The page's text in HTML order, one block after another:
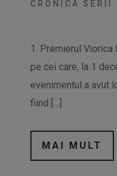
CRONICA SERII
1. Premierul
pe cei care, la 1
evenimentul a avut
fiind […]
MAI MULT